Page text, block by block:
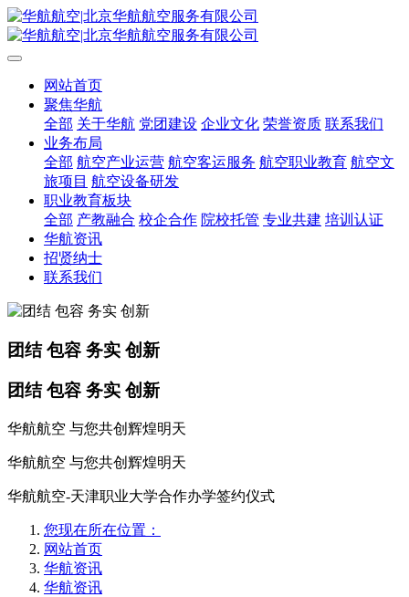
网站首页
聚焦华航
全部 关于华航 党团建设 企业文化 荣誉资质 联系我们
业务布局
全部 航空产业运营 航空客运服务 航空职业教育 航空文
旅项目 航空设备研发
职业教育板块
全部 产教融合 校企合作 院校托管 专业共建 培训认证
华航资讯
招贤纳士
联系我们
团结 包容 务实 创新
团结 包容 务实 创新
华航航空 与您共创辉煌明天
华航航空 与您共创辉煌明天
华航航空-天津职业大学合作办学签约仪式
您现在所在位置：
网站首页
华航资讯
华航资讯